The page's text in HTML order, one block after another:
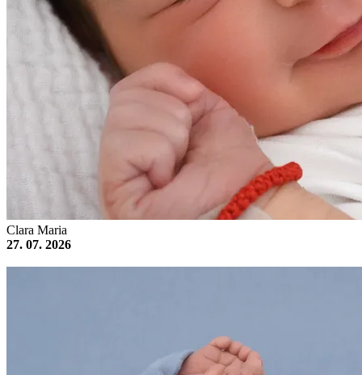
Clara Maria
27. 07. 2026